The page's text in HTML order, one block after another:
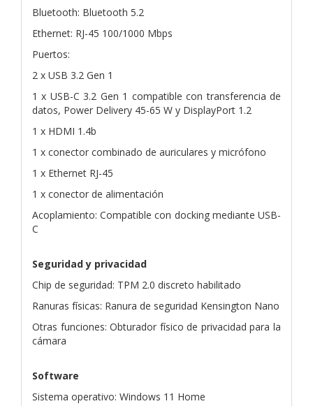
Bluetooth: Bluetooth 5.2
Ethernet: RJ-45 100/1000 Mbps
Puertos:
2 x USB 3.2 Gen 1
1 x USB-C 3.2 Gen 1 compatible con transferencia de
datos, Power Delivery 45-65 W y DisplayPort 1.2
1 x HDMI 1.4b
1 x conector combinado de auriculares y micrófono
1 x Ethernet RJ-45
1 x conector de alimentación
Acoplamiento: Compatible con docking mediante USB-
C
Seguridad y privacidad
Chip de seguridad: TPM 2.0 discreto habilitado
Ranuras físicas: Ranura de seguridad Kensington Nano
Otras funciones: Obturador físico de privacidad para la
cámara
Software
Sistema operativo: Windows 11 Home